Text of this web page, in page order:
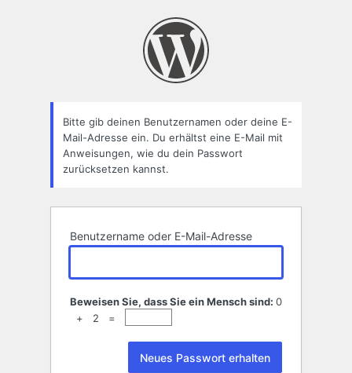
Bitte gib deinen Benutzernamen oder deine E-
Mail-Adresse ein. Du erhältst eine E-Mail mit
Anweisungen, wie du dein Passwort
zurücksetzen kannst.
Benutzername oder E-Mail-Adresse
Beweisen Sie, dass Sie ein Mensch sind: 0
+ 2 =